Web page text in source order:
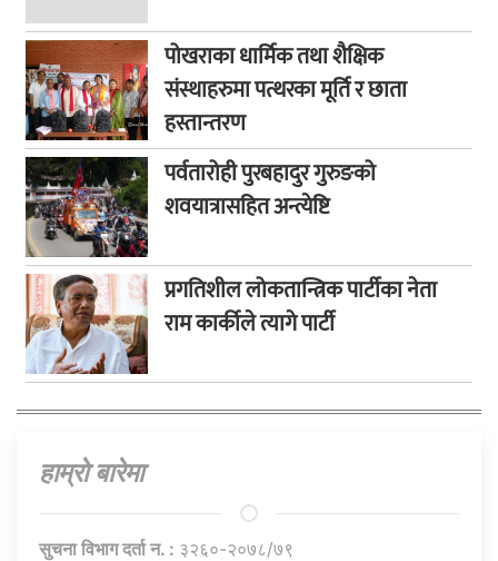
पोखराका धार्मिक तथा शैक्षिक
संस्थाहरुमा पत्थरका मूर्ति र छाता
हस्तान्तरण
पर्वतारोही पुरबहादुर गुरुङको
शवयात्रासहित अन्त्येष्टि
प्रगतिशील लोकतान्त्रिक पार्टीका नेता
राम कार्कीले त्यागे पार्टी
हाम्राे बारेमा
सुचना विभाग दर्ता न. : ३२६०-२०७८/७९